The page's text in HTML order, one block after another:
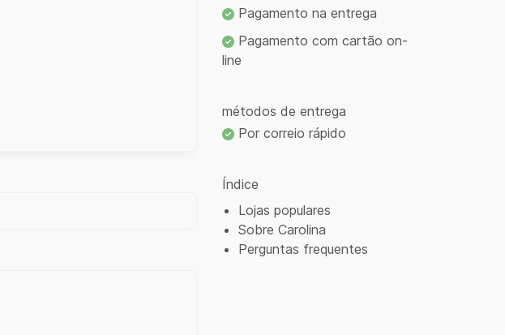
Pagamento na entrega
Pagamento com cartão on-
line
métodos de entrega
Por correio rápido
Índice
Lojas populares
Sobre Carolina
Perguntas frequentes